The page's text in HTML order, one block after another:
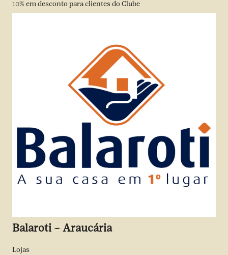
10%em desconto para clientes do Clube
Balaroti – Araucária
Lojas